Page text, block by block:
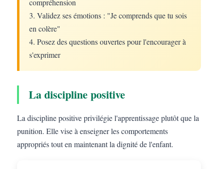
compréhension
3. Validez ses émotions : "Je comprends que tu sois
en colère"
4. Posez des questions ouvertes pour l'encourager à
s'exprimer
La discipline positive
La discipline positive privilégie l'apprentissage plutôt que la
punition. Elle vise à enseigner les comportements
appropriés tout en maintenant la dignité de l'enfant.